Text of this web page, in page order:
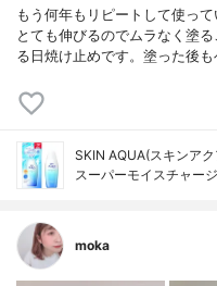
もう何年もリピートして使っ
とても伸びるのでムラなく塗
る日焼け止めです。塗った後
SKIN AQUA(スキンアク
スーパーモイスチャー
moka